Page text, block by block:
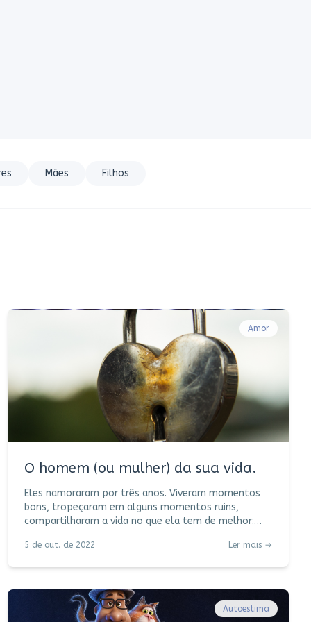
Mães Filhos
Amor
O homem (ou mulher) da sua vida.
Eles namoraram por três anos. Viveram momentos
bons, tropeçaram em alguns momentos ruins,
compartilharam a vida no que ela tem de melhor:
amor, alegria. Bom dia, boa noite, “almoça comigo?”,
saudade”. Até que um dia o namoro acabou. Do nada.
Do tudo. Luto. Tortura. Afora os pequenos desgastes
ao longo do caminho, um grande ab
5 de out. de 2022 Ler mais →
Autoestima